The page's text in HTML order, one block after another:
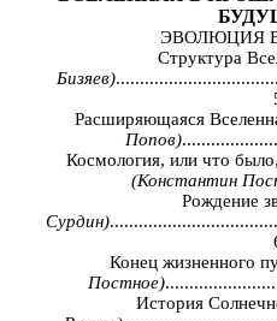
ЭВОЛЮЦИЯ
Структура
Бизяев)
Расширяющаяся
Попов)
Космология, или что
(Константин
Рождение
Сурдин)
Конец жизненного
Постное)
История